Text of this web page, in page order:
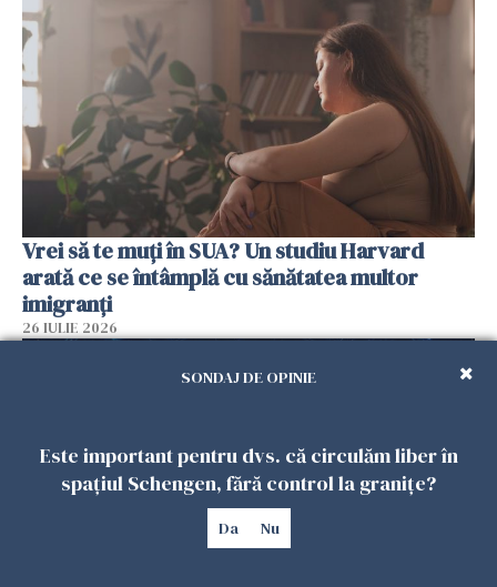
Vrei să te muți în SUA? Un studiu Harvard
arată ce se întâmplă cu sănătatea multor
imigranți
26 IULIE 2026
SONDAJ DE OPINIE
Este important pentru dvs. că circulăm liber în
spațiul Schengen, fără control la granițe?
Da Nu